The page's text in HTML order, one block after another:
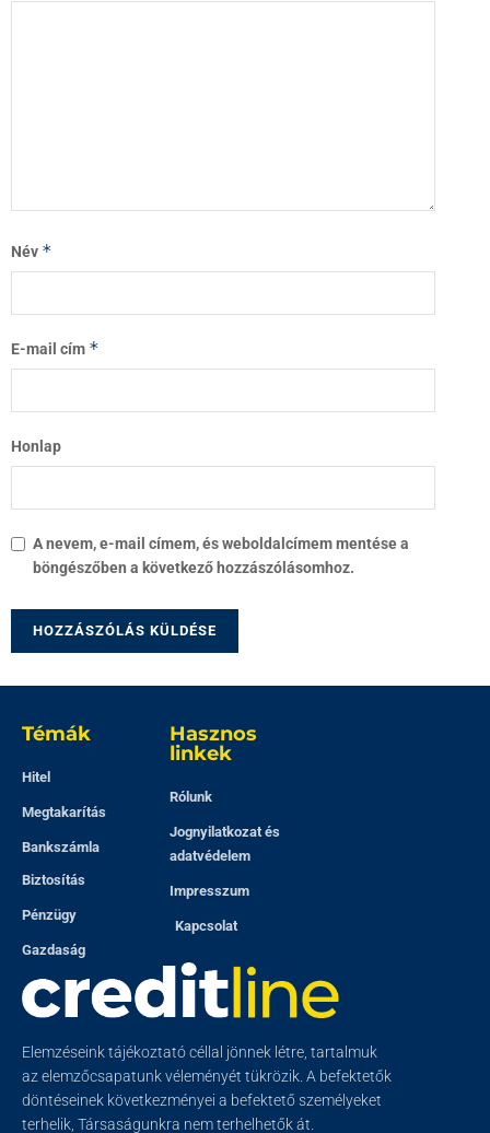
Név *
E-mail cím *
Honlap
A nevem, e-mail címem, és weboldalcímem mentése a
böngészőben a következő hozzászólásomhoz.
Témák
Hitel
Megtakarítás
Bankszámla
Biztosítás
Pénzügy
Gazdaság
Hasznos
linkek
Rólunk
Jognyilatkozat és
adatvédelem
Impresszum
Kapcsolat
Elemzéseink tájékoztató céllal jönnek létre, tartalmuk
az elemzőcsapatunk véleményét tükrözik. A befektetők
döntéseinek következményei a befektető személyeket
terhelik, Társaságunkra nem terhelhetők át.